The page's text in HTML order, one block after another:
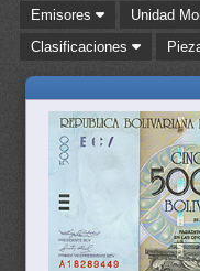
Emisores Unidad
Clasificaciones